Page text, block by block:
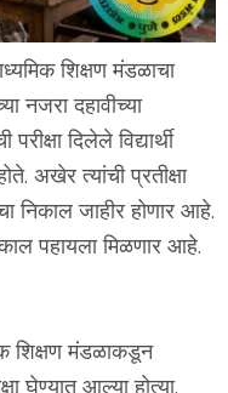
शिक्षण मंडळाचा
नजरा दहावीच्या
दिलेले विद्यार्थी
अखेर त्यांची प्रतीक्षा
निकाल जाहीर होणार आहे.
पहायला मिळणार आहे.
शिक्षण मंडळाकडून
घेण्यात आल्या होत्या.